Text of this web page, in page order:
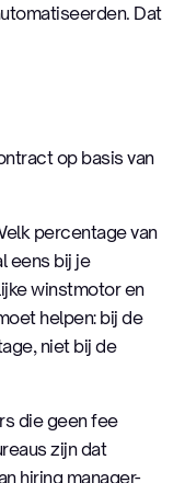
Dat
op basis van
percentage van
eens bij je
winstmotor en
helpen: bij de
niet bij de
die geen fee
zijn dat
hiring manager-